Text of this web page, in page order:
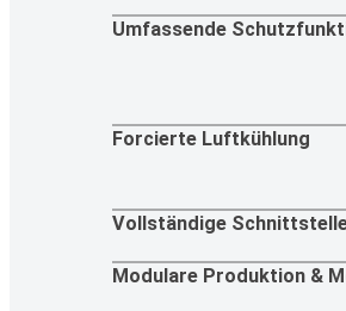
Umfassende
Forcierte Luftkühlung
Vollständige
Modulare Produktion &